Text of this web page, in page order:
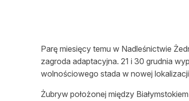
Parę miesięcy temu w Nadleśnictwie
zagroda adaptacyjna. 21 i 30 grudnia
wolnościowego stada w nowej
Żubryw położonej między